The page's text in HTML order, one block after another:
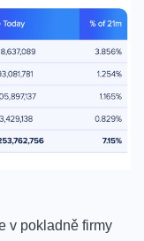
v pokladně firmy